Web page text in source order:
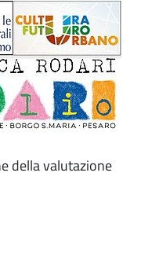
della valutazione